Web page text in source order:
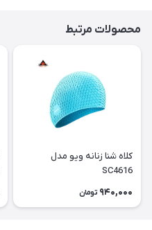
محصولات مرتبط
کلاه شنا زنانه ویو مدل
SC4616
940,000 تومان